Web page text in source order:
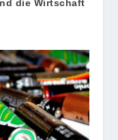
die Wirtschaft